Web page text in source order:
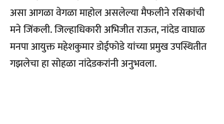
असा आगळा वेगळा माहोल असलेल्या मैफलीने रसिकांची
मने जिंकली. जिल्हाधिकारी अभिजीत राऊत, नांदेड वाघाळ
मनपा आयुक्त महेशकुमार डोईफोडे यांच्या प्रमुख उपस्थितीत
गझलेचा हा सोहळा नांदेडकरांनी अनुभवला.